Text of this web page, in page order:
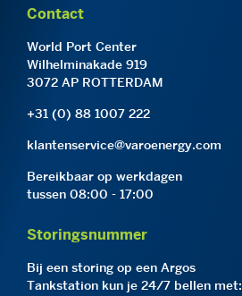
Contact
World Port Center
Wilhelminakade 919
3072 AP ROTTERDAM
+31 (0) 88 1007 222
klantenservice@varoenergy.com
Bereikbaar op werkdagen
tussen 08:00 - 17:00
Storingsnummer
Bij een storing op een Argos
Tankstation kun je 24/7 bellen met: